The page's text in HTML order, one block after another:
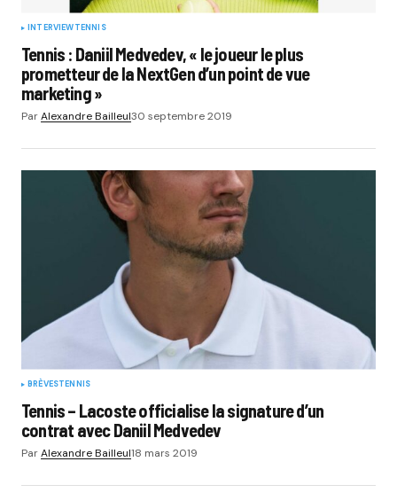
INTERVIEWTENNIS
Tennis : Daniil Medvedev, « le joueur le plus
prometteur de la NextGen d’un point de vue
marketing »
ParAlexandre Bailleul30 septembre 2019
BRÈVESTENNIS
Tennis – Lacoste officialise la signature d’un
contrat avec Daniil Medvedev
ParAlexandre Bailleul18 mars 2019